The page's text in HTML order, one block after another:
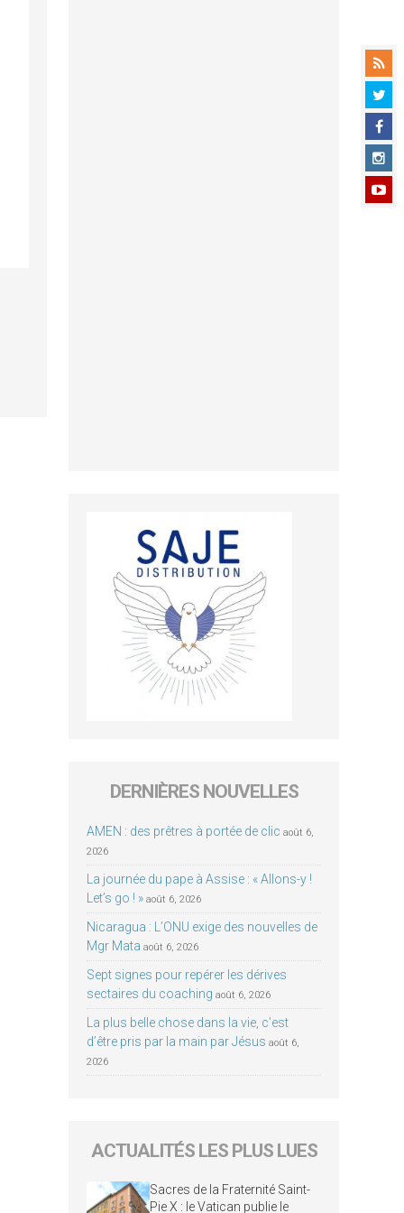
DERNIÈRES NOUVELLES
AMEN : des prêtres à portée de clic août 6,
2026
La journée du pape à Assise : « Allons-y !
Let’s go ! » août 6, 2026
Nicaragua : L’ONU exige des nouvelles de
Mgr Mata août 6, 2026
Sept signes pour repérer les dérives
sectaires du coaching août 6, 2026
La plus belle chose dans la vie, c’est
d’être pris par la main par Jésus août 6,
2026
ACTUALITÉS LES PLUS LUES
Sacres de la Fraternité Saint-
Pie X : le Vatican publie le